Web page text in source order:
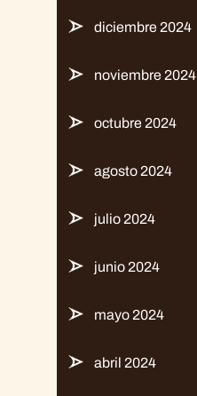
diciembre 2024
noviembre 2024
octubre 2024
agosto 2024
julio 2024
junio 2024
mayo 2024
abril 2024